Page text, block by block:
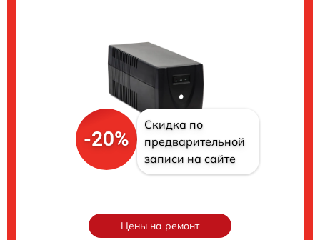
-20%
Скидка по
предварительной
записи на сайте
Цены на ремонт